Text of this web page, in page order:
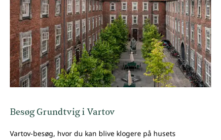
Besøg Grundtvig i Vartov
Vartov-besøg, hvor du kan blive klogere på husets